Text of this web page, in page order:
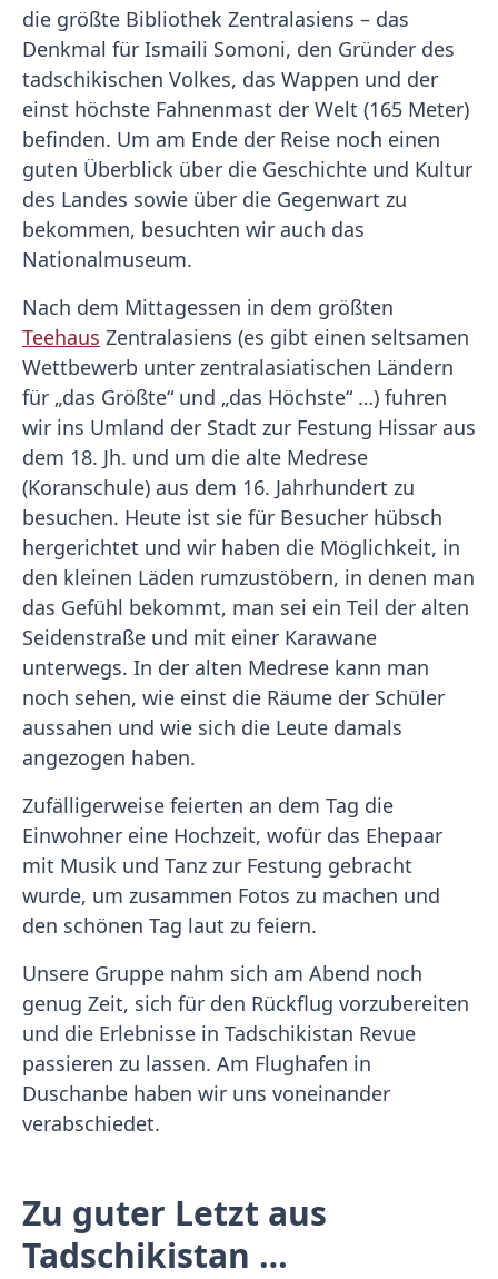
die größte Bibliothek Zentralasiens – das
Denkmal für Ismaili Somoni, den Gründer des
tadschikischen Volkes, das Wappen und der
einst höchste Fahnenmast der Welt (165 Meter)
befinden. Um am Ende der Reise noch einen
guten Überblick über die Geschichte und Kultur
des Landes sowie über die Gegenwart zu
bekommen, besuchten wir auch das
Nationalmuseum.
Nach dem Mittagessen in dem größten
Teehaus Zentralasiens (es gibt einen seltsamen
Wettbewerb unter zentralasiatischen Ländern
für „das Größte“ und „das Höchste“ …) fuhren
wir ins Umland der Stadt zur Festung Hissar aus
dem 18. Jh. und um die alte Medrese
(Koranschule) aus dem 16. Jahrhundert zu
besuchen. Heute ist sie für Besucher hübsch
hergerichtet und wir haben die Möglichkeit, in
den kleinen Läden rumzustöbern, in denen man
das Gefühl bekommt, man sei ein Teil der alten
Seidenstraße und mit einer Karawane
unterwegs. In der alten Medrese kann man
noch sehen, wie einst die Räume der Schüler
aussahen und wie sich die Leute damals
angezogen haben.
Zufälligerweise feierten an dem Tag die
Einwohner eine Hochzeit, wofür das Ehepaar
mit Musik und Tanz zur Festung gebracht
wurde, um zusammen Fotos zu machen und
den schönen Tag laut zu feiern.
Unsere Gruppe nahm sich am Abend noch
genug Zeit, sich für den Rückflug vorzubereiten
und die Erlebnisse in Tadschikistan Revue
passieren zu lassen. Am Flughafen in
Duschanbe haben wir uns voneinander
verabschiedet.
Zu guter Letzt aus
Tadschikistan …